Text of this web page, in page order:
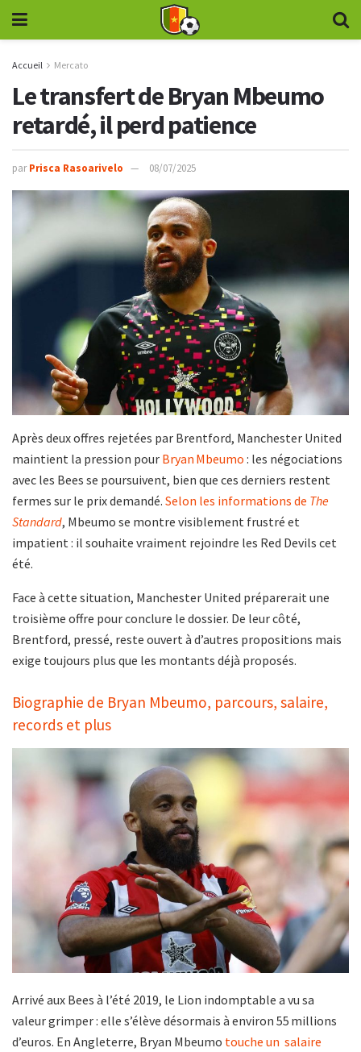
Accueil Mercato
Le transfert de Bryan Mbeumo
retardé, il perd patience
par Prisca Rasoarivelo 08/07/2025
Après deux offres rejetées par Brentford, Manchester United
maintient la pression pour Bryan Mbeumo : les négociations
avec les Bees se poursuivent, bien que ces derniers restent
fermes sur le prix demandé. Selon les informations de The
Standard, Mbeumo se montre visiblement frustré et
impatient : il souhaite vraiment rejoindre les Red Devils cet
été.
Face à cette situation, Manchester United préparerait une
troisième offre pour conclure le dossier. De leur côté,
Brentford, pressé, reste ouvert à d’autres propositions mais
exige toujours plus que les montants déjà proposés.
Biographie de Bryan Mbeumo, parcours, salaire,
records et plus
Arrivé aux Bees à l’été 2019, le Lion indomptable a vu sa
valeur grimper : elle s’élève désormais à environ 55 millions
d’euros. En Angleterre, Bryan Mbeumo touche un salaire